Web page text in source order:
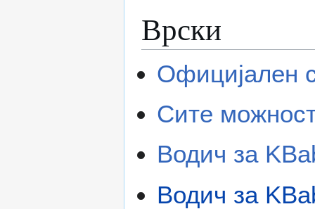
Врски
Официјален
Сите
Водич за
Водич за